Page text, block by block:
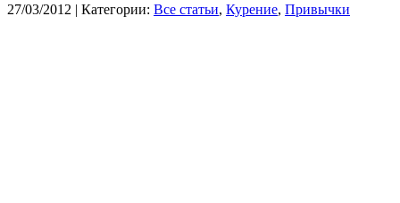
27/03/2012 | Категории: Все статьи, Курение, Привычки